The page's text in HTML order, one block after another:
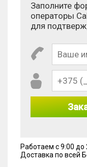
Заполните
операторы
для
Работаем с 9:00 до
Доставка по всей